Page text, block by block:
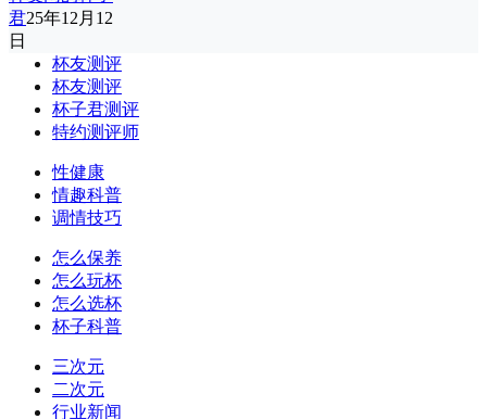
君25年12月12
日
杯友测评
杯友测评
杯子君测评
特约测评师
性健康
情趣科普
调情技巧
怎么保养
怎么玩杯
怎么选杯
杯子科普
三次元
二次元
行业新闻